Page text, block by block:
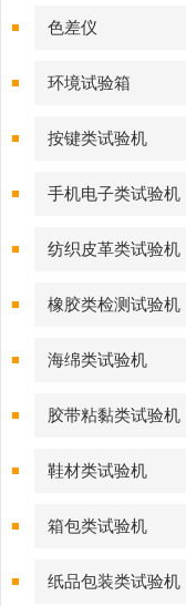
色差仪
环境试验箱
按键类试验机
手机电子类试验机
纺织皮革类试验机
橡胶类检测试验机
海绵类试验机
胶带粘黏类试验机
鞋材类试验机
箱包类试验机
纸品包装类试验机